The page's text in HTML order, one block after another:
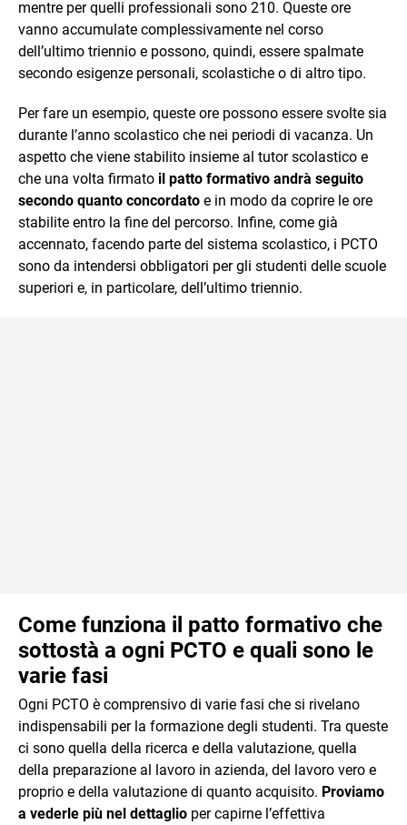
mentre per quelli professionali sono 210. Queste ore
vanno accumulate complessivamente nel corso
dell’ultimo triennio e possono, quindi, essere spalmate
secondo esigenze personali, scolastiche o di altro tipo.
Per fare un esempio, queste ore possono essere svolte sia
durante l’anno scolastico che nei periodi di vacanza. Un
aspetto che viene stabilito insieme al tutor scolastico e
che una volta firmato il patto formativo andrà seguito
secondo quanto concordato e in modo da coprire le ore
stabilite entro la fine del percorso. Infine, come già
accennato, facendo parte del sistema scolastico, i PCTO
sono da intendersi obbligatori per gli studenti delle scuole
superiori e, in particolare, dell’ultimo triennio.
Come funziona il patto formativo che
sottostà a ogni PCTO e quali sono le
varie fasi
Ogni PCTO è comprensivo di varie fasi che si rivelano
indispensabili per la formazione degli studenti. Tra queste
ci sono quella della ricerca e della valutazione, quella
della preparazione al lavoro in azienda, del lavoro vero e
proprio e della valutazione di quanto acquisito. Proviamo
a vederle più nel dettaglio per capirne l’effettiva